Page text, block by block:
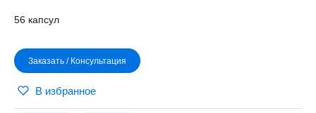
56 капсул
Заказать / Консультация
В избранное